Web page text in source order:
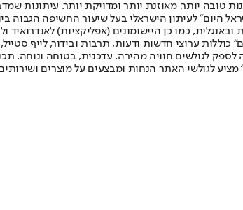
טובה יותר, מאוזנת יותר ומדויקת יותר. עיתונות
המודפסת הראשונה פורסמה ב-30 ביולי 2007, וב-2010 הפך "ישראל היום"
ערוצי חדשות ודעות, תרבות ובידור, לייף
לספק לגולשים חוויה מהירה, עדכנית, בטוחה
לגולשי האתר הנחות ומבצעים על מוצרים